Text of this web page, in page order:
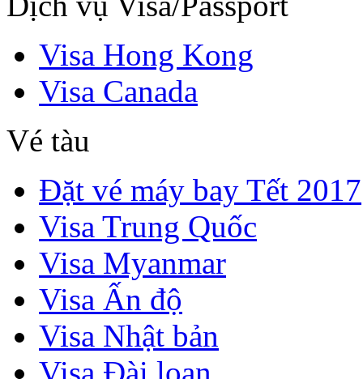
Visa Hong Kong
Visa Canada
Vé tàu
Đặt vé máy bay Tết 2017
Visa Trung Quốc
Visa Myanmar
Visa Ấn độ
Visa Nhật bản